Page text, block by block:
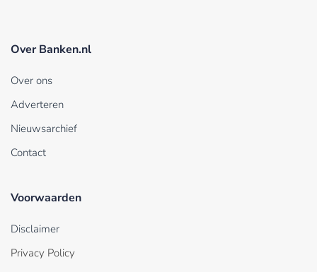
Over Banken.nl
Over ons
Adverteren
Nieuwsarchief
Contact
Voorwaarden
Disclaimer
Privacy Policy